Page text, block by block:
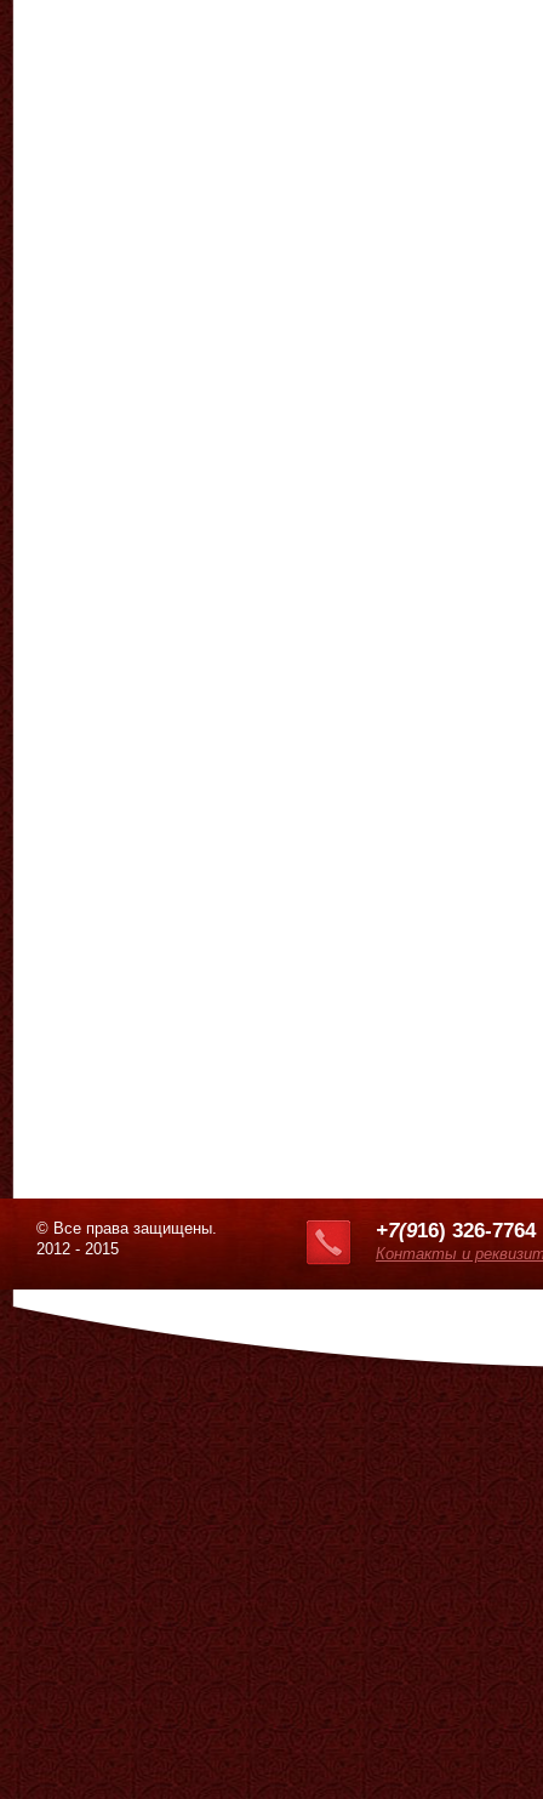
© Все права защищены.
2012 - 2015
+7(916) 326-7764
Контакты и